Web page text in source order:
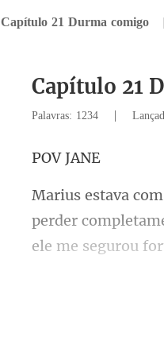
Capítulo 21 Durma comigo |
Capítulo 21
Palavras: 1234 |
V
perder